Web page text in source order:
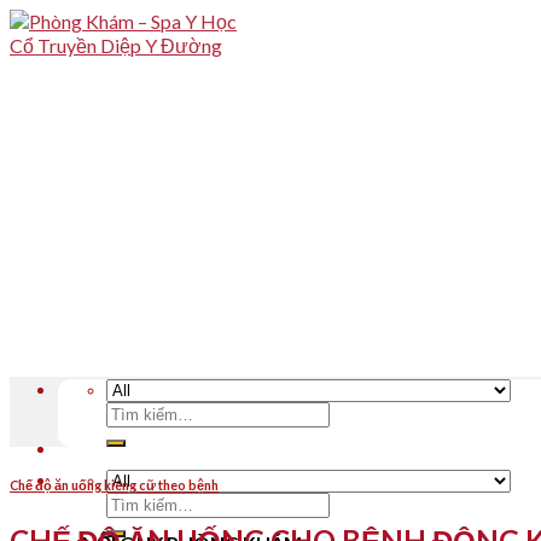
Skip
to
Tìm
kiếm:
Tìm
kiếm:
Chế độ ăn uống kiêng cữ theo bệnh